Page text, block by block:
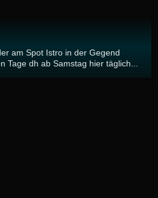
am Spot Istro in der Gegend
Tage dh ab Samstag hier täglich...